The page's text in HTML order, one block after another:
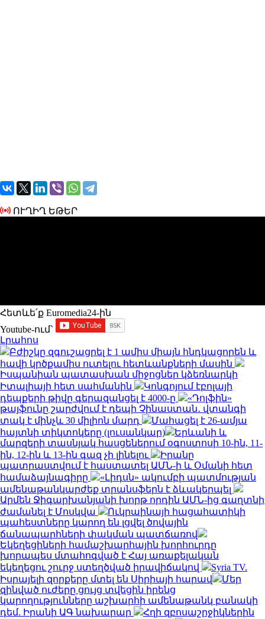
ՈՒՂԻՂ ԵԹԵՐ
Հետևե՛ք Euromedia24-ին
Youtube-ում`
Լրահոս
Բժիշկը զգուշացրել է 1 ամիս միայն հնդկացորեն և
հավի կրծքամիս ուտելու հետևանքների մասին
Իսպանիան պատասխան միջոցներ կձեռնարկի
Իտալիայի հետ սահմանին
Կոնգոյում էբոլայի
դեպքերի թիվը գերազանցել է 4000-ը
«Դոլֆին»
թայֆունը շարժվում է դեպի Չինաստան․ վտանգի
տակ է մինչև 30 միլիոն մարդ
Մահացել է 26-ամյա
հայտնի տիկտոկերը (լուսանկար)
Երևանի և
մարզերի տասնյակ հասցեներում օգոստոսի 10-ին, 11-
ին, 12-ին և 13-ին գազ չի լինելու
Իրանը
պատրաստվում է հաստատել ԱՄՆ-ի և Օմանի հետ
համաձայնագիրը
«Լիդսն» ակումբի պատմության
ամենաթանկարժեք տրանսֆերն է ձևակերպել
Արմեն Ջիգարխանյանի խորթ որդին ԱՄՆ-ից գաղտնի
ժամանել է Մոսկվա
Ուկրաինայի հացահատիկի
պահեստները կարող են լցվել ծովային
ճանապարհների փակման պատճառով
Եկեղեցիների համաշխարհային խորհուրդը
խորապես մտահոգված է Հայ առաքելական
եկեղեցու շուրջ ստեղծված իրավիճակով
Syria TV.
Իսրայելի զորքերը մտել են Սիրիայի հարավ
Մեր
զինված ուժերը ցույց տվեցին իրենց
կարողությունները աշխարհի ամենաթանկ բանակի
դեմ. Իրանի ԱԳ նախարար
Հղի զբոսաշրջիկներին